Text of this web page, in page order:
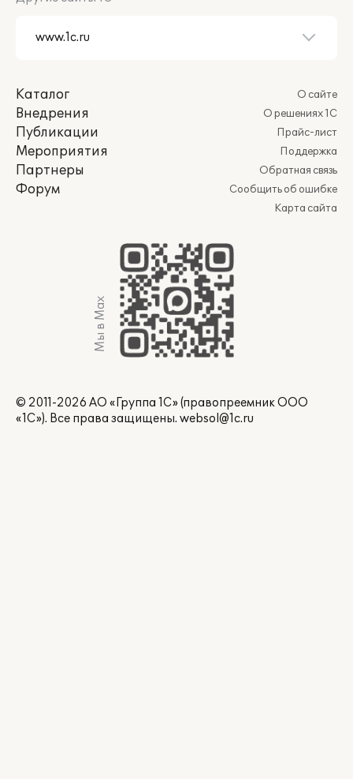
Каталог
Внедрения
Публикации
Мероприятия
Партнеры
Форум
О сайте
О решениях 1С
Прайс-лист
Поддержка
Обратная связь
Сообщить об ошибке
Карта сайта
Мы в Max
© 2011-2026 АО «Группа 1С» (правопреемник ООО
«1С»). Все права защищены. websol@1c.ru